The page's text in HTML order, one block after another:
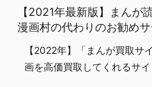
【2021年最新版】まんが
漫画村の代わりのお勧めサ
【2022年】「まんが買取
画を高価買取してくれるサイ